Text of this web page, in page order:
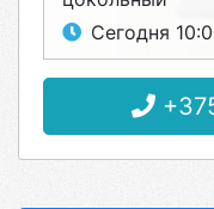
Сегодня